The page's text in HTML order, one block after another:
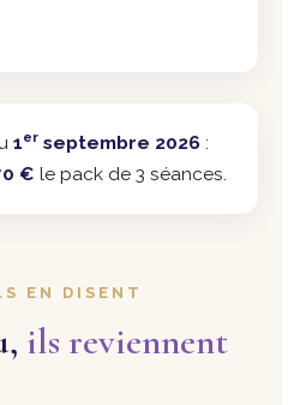
1er septembre 2026 :
€ le pack de 3 séances.
EN DISENT
ils reviennent